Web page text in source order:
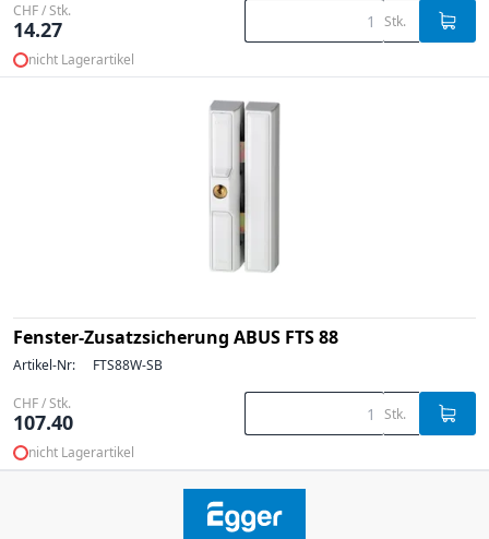
CHF / Stk.
14.27 Stk.
nicht Lagerartikel
Fenster-Zusatzsicherung ABUS FTS 88
Artikel-Nr: FTS88W-SB
CHF / Stk.
107.40 Stk.
nicht Lagerartikel